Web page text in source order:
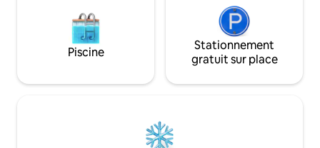
Piscine
Stationnement
gratuit sur place